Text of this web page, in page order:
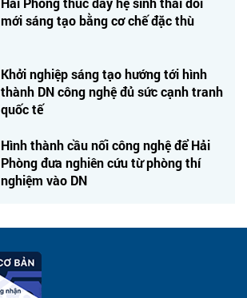
mới sáng tạo bằng cơ chế đặc thù
Khởi nghiệp sáng tạo hướng tới hình
thành DN công nghệ đủ sức cạnh tranh
quốc tế
Hình thành cầu nối công nghệ để Hải
Phòng đưa nghiên cứu từ phòng thí
nghiệm vào DN